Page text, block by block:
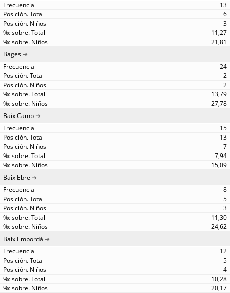
13
6
3
11,27
21,81
Bages
24
2
2
13,79
27,78
Baix Camp
15
13
7
7,94
15,09
Baix Ebre
8
5
3
11,30
24,62
Baix Empordà
12
5
4
10,28
20,17